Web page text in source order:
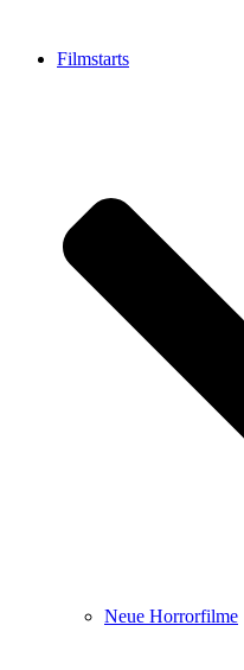
Filmstarts
Neue Horrorfilme